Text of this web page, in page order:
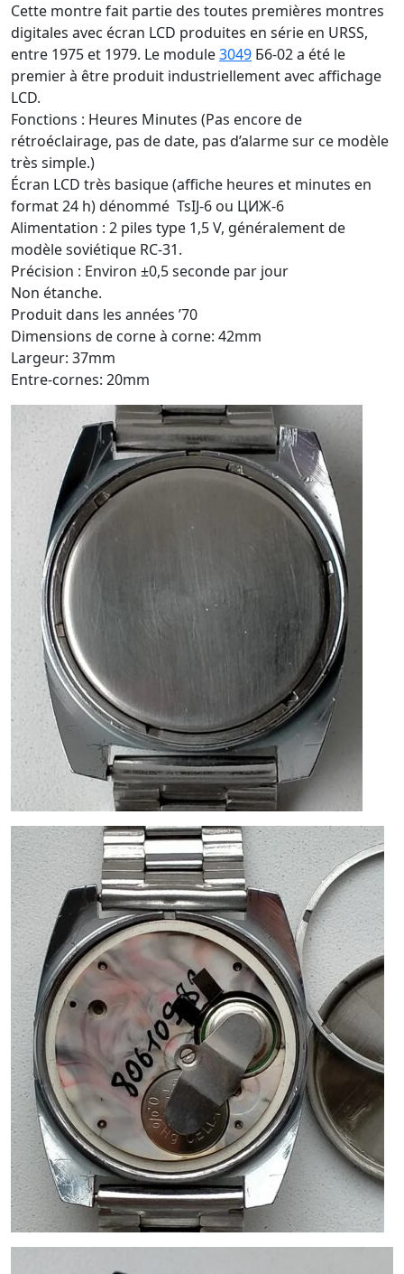
Cette montre fait partie des toutes premières montres
digitales avec écran LCD produites en série en URSS,
entre 1975 et 1979. Le module3049 Б6-02 a été le
premier à être produit industriellement avec affichage
LCD.
Fonctions : Heures Minutes (Pas encore de
rétroéclairage, pas de date, pas d’alarme sur ce modèle
très simple.)
Écran LCD très basique (affiche heures et minutes en
format 24 h) dénommé TsIJ-6 ou ЦИЖ-6
Alimentation : 2 piles type 1,5 V, généralement de
modèle soviétique RC-31.
Précision : Environ ±0,5 seconde par jour
Non étanche.
Produit dans les années ’70
Dimensions de corne à corne: 42mm
Largeur: 37mm
Entre-cornes: 20mm